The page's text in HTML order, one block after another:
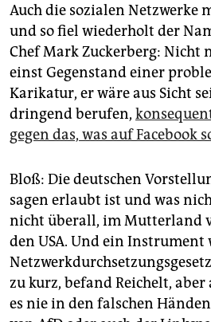
Auch die sozialen Netzwerke
und so fiel wiederholt der
Chef Mark Zuckerberg: Nicht
einst Gegenstand einer
Karikatur, er wäre aus Sicht
dringend berufen,
gegen das, was auf Facebook
Bloß: Die deutschen
sagen erlaubt ist und was
nicht überall, im Mutterland
den USA. Und ein Instrument
zu kurz, befand Reichelt,
es nie in den falschen